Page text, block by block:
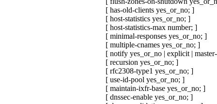
[ has-old-clients yes_or_no; ]
[ host-statistics yes_or_no; ]
[ host-statistics-max number; ]
[ minimal-responses yes_or_no; ]
[ multiple-cnames yes_or_no; ]
[ notify yes_or_no | explicit |
[ recursion yes_or_no; ]
[ rfc2308-type1 yes_or_no; ]
[ use-id-pool yes_or_no; ]
[ maintain-ixfr-base yes_or_no; ]
[ dnssec-enable yes_or_no; ]